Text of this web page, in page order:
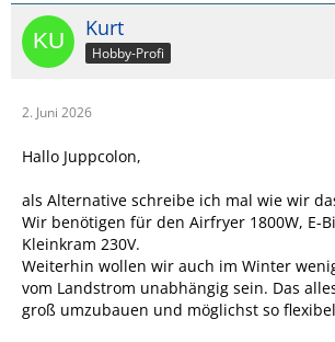
Kurt
Hobby-Profi
2. Juni 2026
Hallo Juppcolon,
als Alternative schreibe ich mal wie wir
Wir benötigen für den Airfryer 1800W, E-
Kleinkram 230V.
Weiterhin wollen wir auch im Winter
vom Landstrom unabhängig sein. Das
groß umzubauen und möglichst so